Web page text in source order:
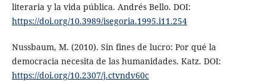
literaria y la vida pública. Andrés Bello. DOI:
https://doi.org/10.3989/isegoria.1995.i11.254
Nussbaum, M. (2010). Sin fines de lucro: Por qué la
democracia necesita de las humanidades. Katz. DOI:
https://doi.org/10.2307/j.ctvndv60c